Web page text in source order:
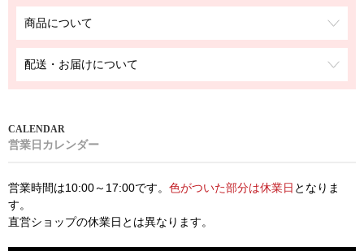
商品について
配送・お届けについて
営業日カレンダー
営業時間は10:00～17:00です。 色がついた部分は休業日 となりま
す。
直営ショップの休業日とは異なります。